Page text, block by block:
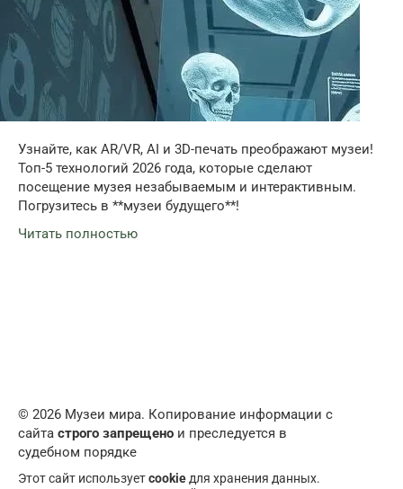
Узнайте, как AR/VR, AI и 3D-печать преображают музеи!
Топ-5 технологий 2026 года, которые сделают
посещение музея незабываемым и интерактивным.
Погрузитесь в **музеи будущего**!
Читать полностью
© 2026 Музеи мира. Копирование информации с
сайта строго запрещено и преследуется в
судебном порядке
Этот сайт используетcookie для хранения данных.